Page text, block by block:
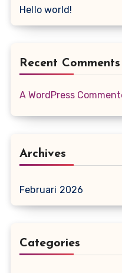
Hello world!
Recent Comments
A WordPress
Archives
Februari 2026
Categories